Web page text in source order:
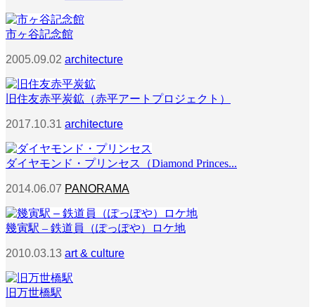
市ヶ谷記念館
2005.09.02 architecture
旧住友赤平炭鉱（赤平アートプロジェクト）
2017.10.31 architecture
ダイヤモンド・プリンセス（Diamond Princes...
2014.06.07 PANORAMA
幾寅駅 – 鉄道員（ぽっぽや）ロケ地
2010.03.13 art & culture
旧万世橋駅